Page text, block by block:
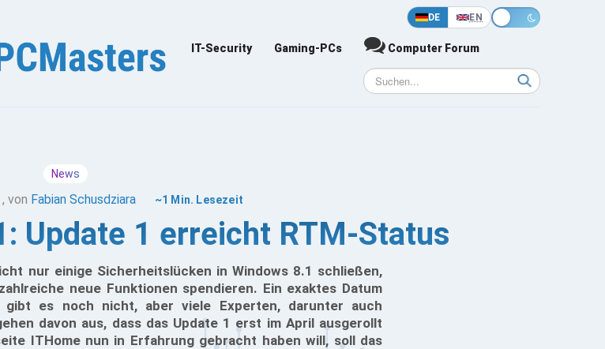
DE EN
IT-Security Gaming-PCs Computer Forum
News
, von Fabian Schusdziara ~1 Min. Lesezeit
Update 1 erreicht RTM-Status
nur einige Sicherheitslücken in Windows 8.1 schließen,
neue Funktionen spendieren. Ein exaktes Datum
es noch nicht, aber viele Experten, darunter auch
davon aus, dass das Update 1 erst im April ausgerollt
ITHome nun in Erfahrung gebracht haben will, soll das